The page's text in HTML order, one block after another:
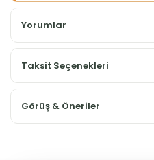
Yorumlar
Taksit Seçenekleri
Görüş & Öneriler